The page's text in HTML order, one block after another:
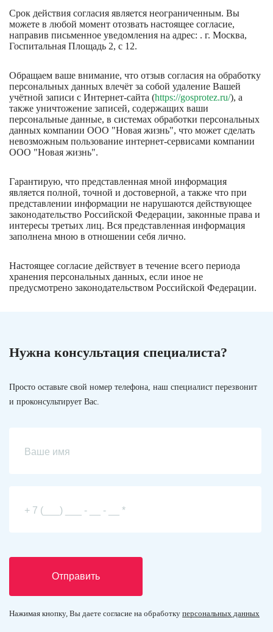
Срок действия согласия является неограниченным. Вы
можете в любой момент отозвать настоящее согласие,
направив письменное уведомления на адрес: . г. Москва,
Госпитальная Площадь 2, с 12.
Обращаем ваше внимание, что отзыв согласия на обработку
персональных данных влечёт за собой удаление Вашей
учётной записи с Интернет-сайта (https://gosprotez.ru/), а
также уничтожение записей, содержащих ваши
персональные данные, в системах обработки персональных
данных компании ООО "Новая жизнь", что может сделать
невозможным пользование интернет-сервисами компании
ООО "Новая жизнь".
Гарантирую, что представленная мной информация
является полной, точной и достоверной, а также что при
представлении информации не нарушаются действующее
законодательство Российской Федерации, законные права и
интересы третьих лиц. Вся представленная информация
заполнена мною в отношении себя лично.
Настоящее согласие действует в течение всего периода
хранения персональных данных, если иное не
предусмотрено законодательством Российской Федерации.
Нужна консультация специалиста?
Просто оставьте свой номер телефона, наш специалист перезвонит
и проконсультирует Вас.
Отправить
Нажимая кнопку, Вы даете согласие на обработку персональных данных